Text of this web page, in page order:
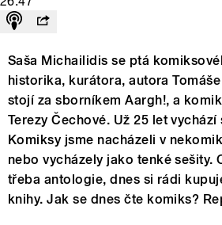
Saša Michailidis se ptá
historika, kurátora, autora
stojí za sborníkem Aargh!, a
Terezy Čechové. Už 25 let
Komiksy jsme nacházeli v
nebo vycházely jako tenké sešity.
třeba antologie, dnes si rádi
knihy. Jak se dnes čte komiks?